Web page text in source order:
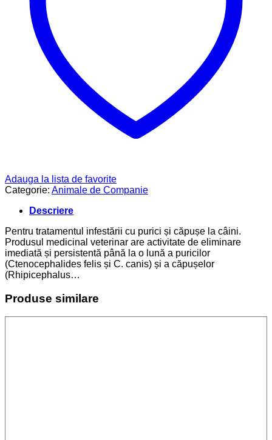
Adauga la lista de favorite
Categorie: Animale de Companie
Descriere
Pentru tratamentul infestării cu purici și căpușe la câini.
Produsul medicinal veterinar are activitate de eliminare
imediată și persistentă până la o lună a puricilor
(Ctenocephalides felis și C. canis) și a căpușelor
(Rhipicephalus…
Produse similare